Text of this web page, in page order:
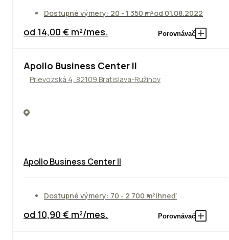
Dostupné výmery: 20 - 1 350 m²od 01.08.2022
od 14,00 € m²/mes. Porovnávač
TOP NOVINKA ODPORÚČAME
Apollo Business Center II
Prievozská 4, 82109 Bratislava-Ružinov
Apollo Business Center II
Dostupné výmery: 70 - 2 700 m²Ihneď
od 10,90 € m²/mes. Porovnávač